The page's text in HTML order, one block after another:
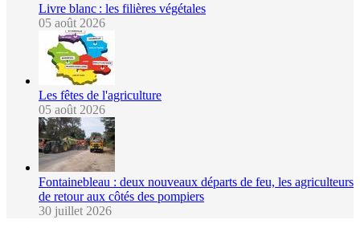
Livre blanc : les filières végétales
05 août 2026
Les fêtes de l'agriculture
05 août 2026
Fontainebleau : deux nouveaux départs de feu, les agriculteurs
de retour aux côtés des pompiers
30 juillet 2026